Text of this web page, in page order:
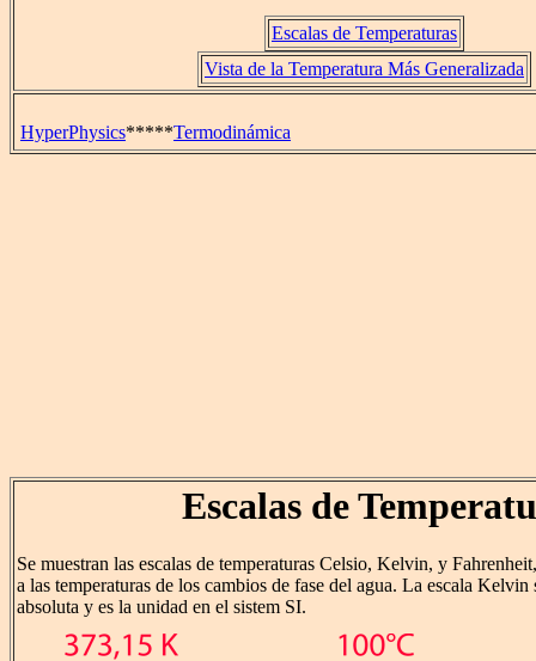
Escalas de Temperaturas
Vista de la Temperatura Más Generalizada
HyperPhysics*****Termodinámica
Escalas de
Se muestran las escalas de temperaturas Celsio, Kelvin, y
a las temperaturas de los cambios de fase del agua. La escala Kelvin
absoluta y es la unidad en el sistem SI.